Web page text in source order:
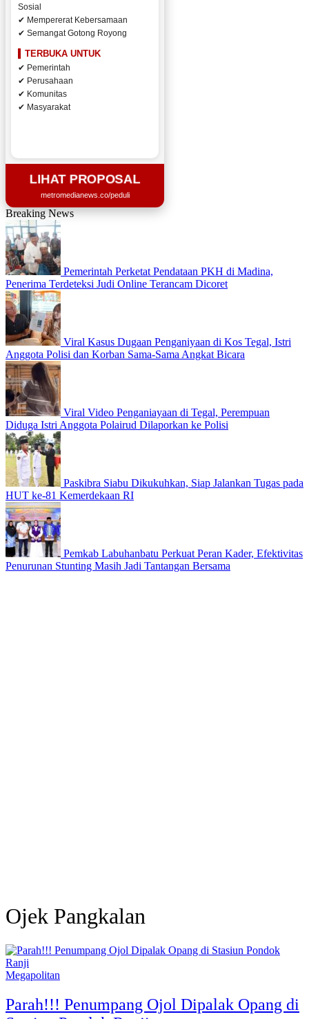
Sosial
✔ Mempererat Kebersamaan
✔ Semangat Gotong Royong
TERBUKA UNTUK
✔ Pemerintah
✔ Perusahaan
✔ Komunitas
✔ Masyarakat
LIHAT PROPOSAL
metromedianews.co/peduli
Breaking News
Pemerintah Perketat Pendataan PKH di Madina,
Penerima Terdeteksi Judi Online Terancam Dicoret
Viral Kasus Dugaan Penganiyaan di Kos Tegal, Istri
Anggota Polisi dan Korban Sama-Sama Angkat Bicara
Viral Video Penganiayaan di Tegal, Perempuan
Diduga Istri Anggota Polairud Dilaporkan ke Polisi
Paskibra Siabu Dikukuhkan, Siap Jalankan Tugas pada
HUT ke-81 Kemerdekaan RI
Pemkab Labuhanbatu Perkuat Peran Kader, Efektivitas
Penurunan Stunting Masih Jadi Tantangan Bersama
Ojek Pangkalan
Megapolitan
Parah!!! Penumpang Ojol Dipalak Opang di